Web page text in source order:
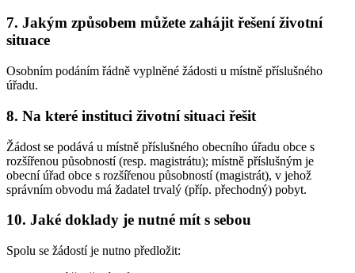
7. Jakým způsobem můžete zahájit řešení životní
situace
Osobním podáním řádně vyplněné žádosti u místně příslušného
úřadu.
8. Na které instituci životní situaci řešit
Žádost se podává u místně příslušného obecního úřadu obce s
rozšířenou působností (resp. magistrátu); místně příslušným je
obecní úřad obce s rozšířenou působností (magistrát), v jehož
správním obvodu má žadatel trvalý (příp. přechodný) pobyt.
10. Jaké doklady je nutné mít s sebou
Spolu se žádostí je nutno předložit: